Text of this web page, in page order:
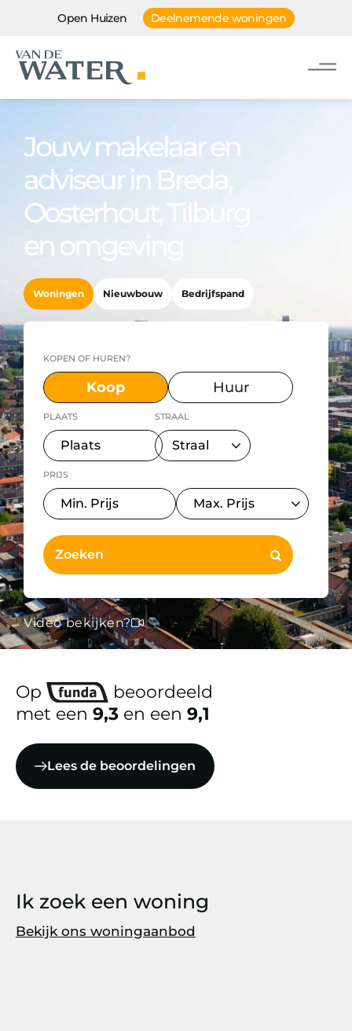
Open Huizen Deelnemende woningen
Jouw makelaar en
adviseur in Breda,
Oosterhout, Tilburg
en omgeving
Woningen Nieuwbouw Bedrijfspand
KOPEN OF HUREN?
Koop Huur
PLAATS STRAAL
PRIJS
Video bekijken?
Op
beoordeeld
met een 9,3 en een 9,1
Lees de beoordelingen
Ik zoek een woning
Bekijk ons woningaanbod